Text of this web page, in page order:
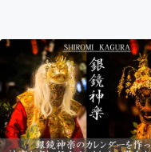
テクノロジー
映像・映画